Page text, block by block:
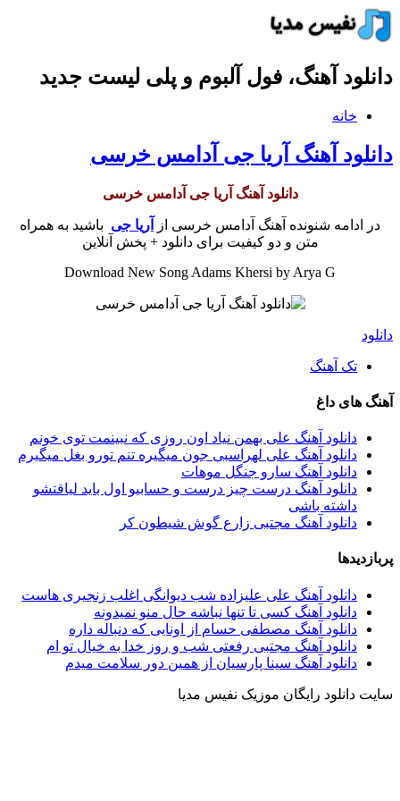
دانلود آهنگ، فول آلبوم و پلی لیست جدید
خانه
دانلود آهنگ آریا جی آدامس خرسی
دانلود آهنگ آریا جی آدامس خرسی
در ادامه شنونده آهنگ آدامس خرسی از آریا جی باشید به همراه
متن و دو کیفیت برای دانلود + پخش آنلاین
Download New Song Adams Khersi by Arya G
دانلود
تک آهنگ
آهنگ های داغ
دانلود آهنگ علی بهمن نیاد اون روزی که نبینمت توی خونم
دانلود آهنگ علی لهراسبی جون میگیره تنم تورو بغل میگیرم
دانلود آهنگ سارو جنگل موهات
دانلود آهنگ درست چیز درست و حسابیو اول باید لیاقتشو
داشته باشی
دانلود آهنگ مجتبی زارع گوش شیطون کر
پربازدیدها
دانلود آهنگ علی علیزاده شب دیوانگی اغلب زنجیری هاست
دانلود آهنگ کسی تا تنها نباشه حال منو نمیدونه
دانلود آهنگ مصطفی حسام از اونایی که دنباله داره
دانلود آهنگ مجتبی رفعتی شب و روز خدا به خیال تو ام
دانلود آهنگ سینا پارسیان از همین دور سلامت میدم
سایت دانلود رایگان موزیک نفیس مدیا